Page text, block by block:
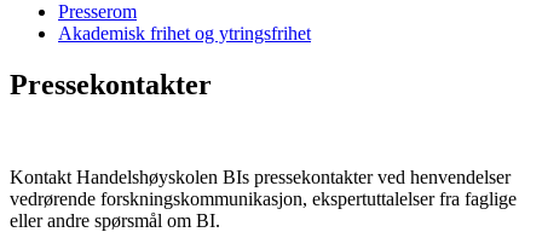
Presserom
Akademisk frihet og ytringsfrihet
Pressekontakter
Kontakt Handelshøyskolen BIs pressekontakter ved henvendelser
vedrørende forskningskommunikasjon, ekspertuttalelser fra faglige
eller andre spørsmål om BI.